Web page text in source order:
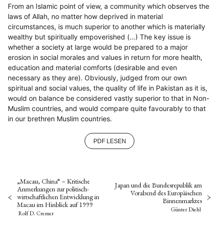
From an Islamic point of view, a community which observes the
laws of Allah, no matter how deprived in material
circumstances, is much superior to another which is materially
wealthy but spiritually empoverished (…) The key issue is
whether a society at large would be prepared to a major
erosion in social morales and values in return for more health,
education and material comforts (desirable and even
necessary as they are). Obviously, judged from our own
spiritual and social values, the quality of life in Pakistan as it is,
would on balance be considered vastly superior to that in Non-
Muslim countries, and would compare quite favourably to that
in our brethren Muslim countries.
PDF LESEN
„Macau, China“ – Kritische
Anmerkungen zur politisch-
wirtschaftlichen Entwicklung in
Macau im Hinblick auf 1999
Rolf D. Cremer
Japan und die Bundesrepublik am
Vorabend des Europäischen
Binnenmarktes
Günter Diehl